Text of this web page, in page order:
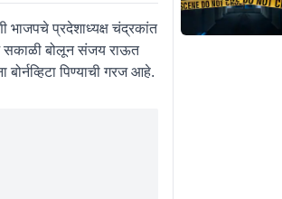
भाजपचे प्रदेशाध्यक्ष चंद्रकांत
सकाळी बोलून संजय राऊत
पिण्याची गरज आहे.